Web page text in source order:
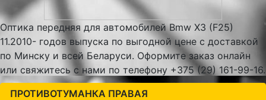
Оптика передняя для автомобилей Bmw X3 (F25)
11.2010- годов выпуска по выгодной цене с доставкой
по Минску и всей Беларуси. Оформите заказ онлайн
или свяжитесь с нами по телефону +375 (29) 161-99-16.
ПРОТИВОТУМАНКА ПРАВАЯ